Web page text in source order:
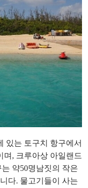
있는 토구치 항구에서
며, 크루아상 아일랜드
약50명남짓의 작은
다. 물고기들이 사는